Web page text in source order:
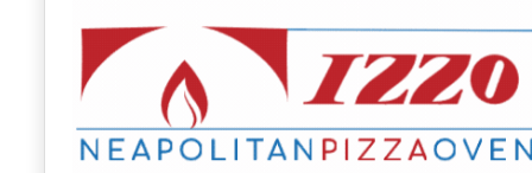
canale
Horeca
e
del
Eventi
RUBRICHE